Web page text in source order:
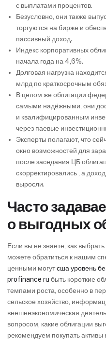
с выплатами процентов.
Безусловно, они также
торгуются на бирже и
пассивный доход.
Индекс корпоративных
начала года на 4,6%.
Долговая нагрузка
млрд по краткосрочным
В целом же облигации
самыми надёжными, они
и квалифицированным
через паевые
Эксперты полагают, что
окно возможностей для
после заседания ЦБ
скорректировались , а
выросли.
Часто
о выгодных
Если вы не знаете, как
можете обратиться к нашим
ценными могутсша уровень
profinance ru быть короткие
темпами роста, особенно в
сельское хозяйство,
внешнеэкономическая
вопросом, какие облигации
рекомендуем покупать